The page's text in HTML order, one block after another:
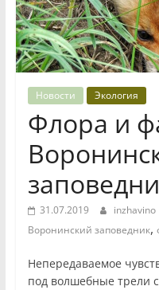
Новости Экология
Флора и
31.07.2019 inzhavino
Воронинский заповедник,
Непередаваемое
под волшебные трели